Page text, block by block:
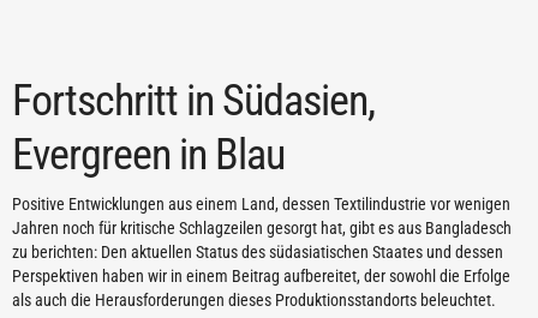
Fortschritt in Südasien,
Evergreen in Blau
Positive Entwicklungen aus einem Land, dessen Textilindustrie vor wenigen
Jahren noch für kritische Schlagzeilen gesorgt hat, gibt es aus Bangladesch
zu berichten: Den aktuellen Status des südasiatischen Staates und dessen
Perspektiven haben wir in einem Beitrag aufbereitet, der sowohl die Erfolge
als auch die Herausforderungen dieses Produktionsstandorts beleuchtet.